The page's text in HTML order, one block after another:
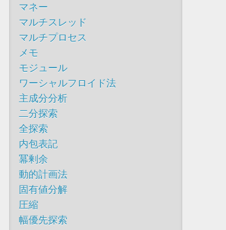
マネー
マルチスレッド
マルチプロセス
メモ
モジュール
ワーシャルフロイド法
主成分分析
二分探索
全探索
内包表記
冪剰余
動的計画法
固有値分解
圧縮
幅優先探索